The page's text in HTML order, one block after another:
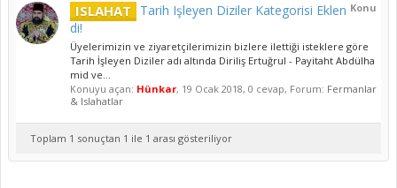
Konu
ISLAHAT
Tarih Işleyen Diziler Kategorisi Eklen
di!
Üyelerimizin ve ziyaretçilerimizin bizlere ilettiği isteklere göre
Tarih İşleyen Diziler adı altında Diriliş Ertuğrul - Payitaht Abdülha
mid ve...
Konuyu açan: Hünkar, 19 Ocak 2018, 0 cevap, Forum: Fermanlar
& Islahatlar
Toplam 1 sonuçtan 1 ile 1 arası gösteriliyor